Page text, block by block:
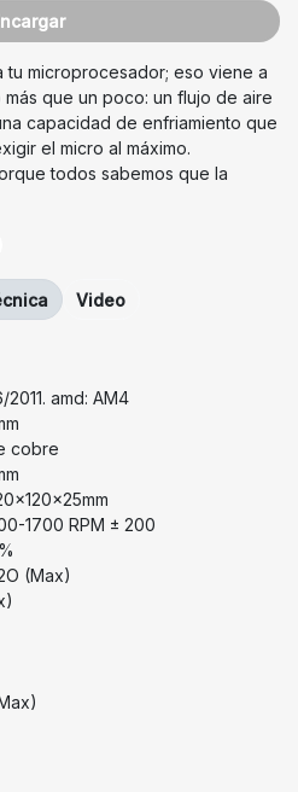
microprocesador; eso viene a
que un poco: un flujo de aire
capacidad de enfriamiento que
el micro al máximo.
todos sabemos que la
2011. amd: AM4
cobre
1700 RPM ± 200
(Max)
Video